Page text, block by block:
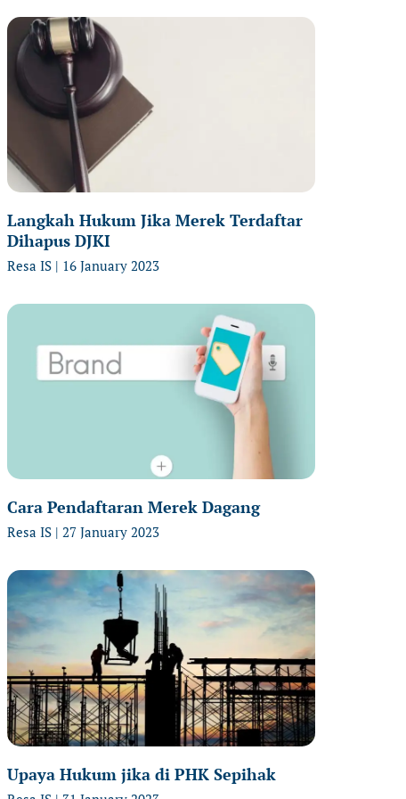
Langkah Hukum Jika Merek Terdaftar
Dihapus DJKI
Resa IS 16 January 2023
Cara Pendaftaran Merek Dagang
Resa IS 27 January 2023
Upaya Hukum jika di PHK Sepihak
Page PagePage